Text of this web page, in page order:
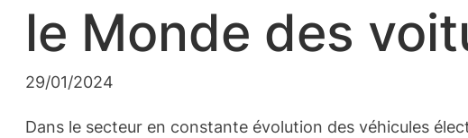
le Monde des
29/01/2024
Dans le secteur en constante évolution des véhicules